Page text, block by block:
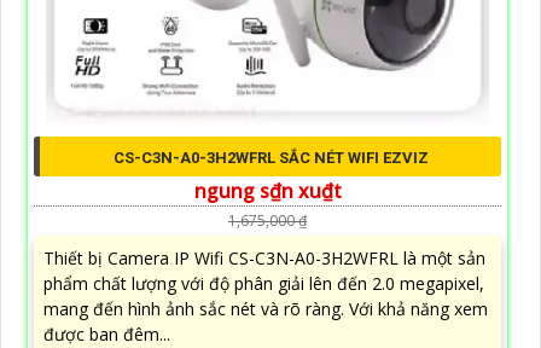
CS-C3N-A0-3H2WFRL SẮC NÉT WIFI EZVIZ
ngung s₫n xu₫t
1,675,000 ₫
Thiết bị Camera IP Wifi CS-C3N-A0-3H2WFRL là một sản
phẩm chất lượng với độ phân giải lên đến 2.0 megapixel,
mang đến hình ảnh sắc nét và rõ ràng. Với khả năng xem
được ban đêm...